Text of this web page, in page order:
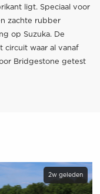
ligt. Speciaal voor
zachte rubber
op Suzuka. De
circuit waar al vanaf
Bridgestone getest
2w geleden